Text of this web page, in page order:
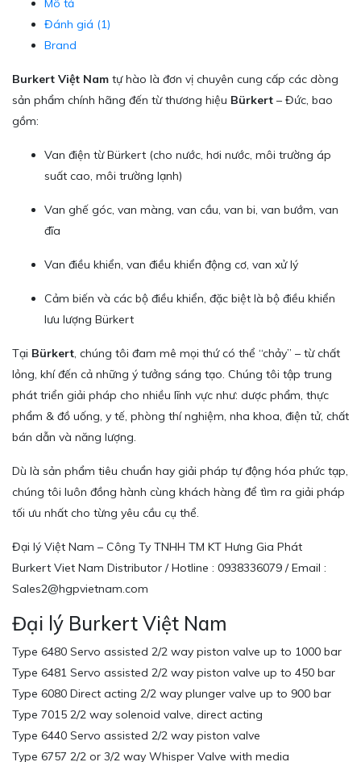
Mô tả
Đánh giá (1)
Brand
Burkert Việt Nam tự hào là đơn vị chuyên cung cấp các dòng
sản phẩm chính hãng đến từ thương hiệu Bürkert – Đức, bao
gồm:
Van điện từ Bürkert (cho nước, hơi nước, môi trường áp
suất cao, môi trường lạnh)
Van ghế góc, van màng, van cầu, van bi, van bướm, van
đĩa
Van điều khiển, van điều khiển động cơ, van xử lý
Cảm biến và các bộ điều khiển, đặc biệt là bộ điều khiển
lưu lượng Bürkert
Tại Bürkert, chúng tôi đam mê mọi thứ có thể “chảy” – từ chất
lỏng, khí đến cả những ý tưởng sáng tạo. Chúng tôi tập trung
phát triển giải pháp cho nhiều lĩnh vực như: dược phẩm, thực
phẩm & đồ uống, y tế, phòng thí nghiệm, nha khoa, điện tử, chất
bán dẫn và năng lượng.
Dù là sản phẩm tiêu chuẩn hay giải pháp tự động hóa phức tạp,
chúng tôi luôn đồng hành cùng khách hàng để tìm ra giải pháp
tối ưu nhất cho từng yêu cầu cụ thể.
Đại lý Việt Nam – Công Ty TNHH TM KT Hưng Gia Phát
Burkert Viet Nam Distributor / Hotline : 0938336079 / Email :
Sales2@hgpvietnam.com
Đại lý Burkert Việt Nam
Type 6480 Servo assisted 2/2 way piston valve up to 1000 bar
Type 6481 Servo assisted 2/2 way piston valve up to 450 bar
Type 6080 Direct acting 2/2 way plunger valve up to 900 bar
Type 7015 2/2 way solenoid valve, direct acting
Type 6440 Servo assisted 2/2 way piston valve
Type 6757 2/2 or 3/2 way Whisper Valve with media